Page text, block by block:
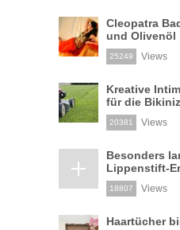
Cleopatra
und Olivenöl
25249 Views
Kreative
für die
20381 Views
Besonders
Lippenstift-
18807 Views
Haartücher